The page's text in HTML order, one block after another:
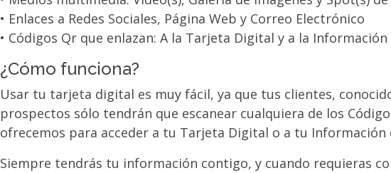
• Enlaces a Redes Sociales, Página Web y Correo Electrónico
• Códigos Qr que enlazan: A la Tarjeta Digital y a la
¿Cómo funciona?
Usar tu tarjeta digital es muy fácil, ya que tus clientes,
prospectos sólo tendrán que escanear cualquiera de los
ofrecemos para acceder a tu Tarjeta Digital o a tu Información
Siempre tendrás tu información contigo, y cuando requieras